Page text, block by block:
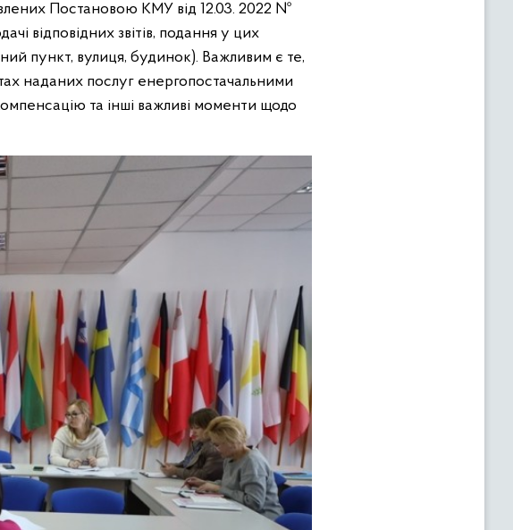
Постановою КМУ від 12.03. 2022 №
відповідних звітів, подання у цих
пункт, вулиця, будинок). Важливим є те,
наданих послуг енергопостачальними
та інші важливі моменти щодо